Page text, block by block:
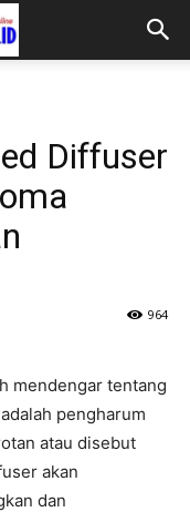
Diffuser
964
mendengar tentang
pengharum
atau disebut
akan
dan